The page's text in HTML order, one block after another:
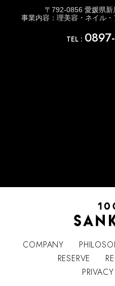
〒792-0856 愛媛県
事業内容：理美容・ネイル
TEL :
COMPANY
RESERVE